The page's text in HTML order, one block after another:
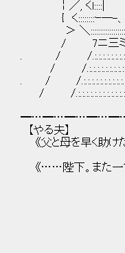
￤／, くl::::| （
{ く::::::::ｰ─-、
＞ ＼
/ 7ニ三ミヽ:::::::.
. / /.:.:.:.:.:.:.:.:.:｀＼
/ /.:.:.:.:.:.:.:.:.::.:.:..:.
. / /
/ /
【やる夫】
《父と母を早く助け
《……陛下。また一